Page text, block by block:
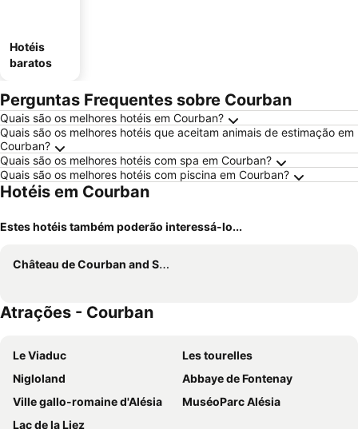
Hotéis
baratos
Perguntas Frequentes sobre Courban
Quais são os melhores hotéis em Courban?
Quais são os melhores hotéis que aceitam animais de estimação em
Courban?
Quais são os melhores hotéis com spa em Courban?
Quais são os melhores hotéis com piscina em Courban?
Hotéis em Courban
Estes hotéis também poderão interessá-lo...
Château de Courban and Spa Nuxe
Atrações - Courban
Le Viaduc
Les tourelles
Nigloland
Abbaye de Fontenay
Ville gallo-romaine d'Alésia
MuséoParc Alésia
Lac de la Liez